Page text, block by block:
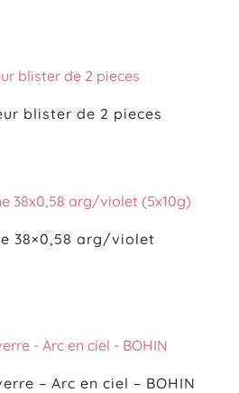
blister de 2 pieces
38×0,58 arg/violet
– Arc en ciel – BOHIN